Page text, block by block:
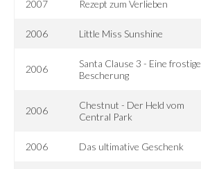
2007 Rezept zum Verlieben
2006 Little Miss Sunshine
2006
Santa Clause 3 - Eine frostige
Bescherung
2006
Chestnut - Der Held vom
Central Park
2006 Das ultimative Geschenk